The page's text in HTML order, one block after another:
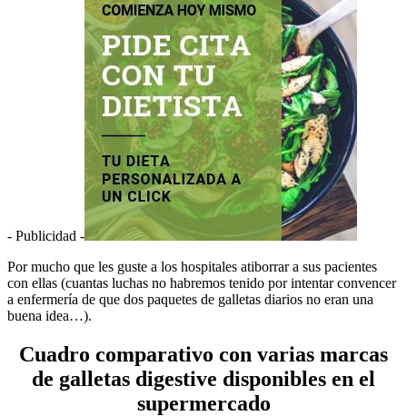
- Publicidad -
Por mucho que les guste a los hospitales atiborrar a sus pacientes
con ellas (cuantas luchas no habremos tenido por intentar convencer
a enfermería de que dos paquetes de galletas diarios no eran una
buena idea…).
Cuadro comparativo con varias marcas
de galletas digestive disponibles en el
supermercado